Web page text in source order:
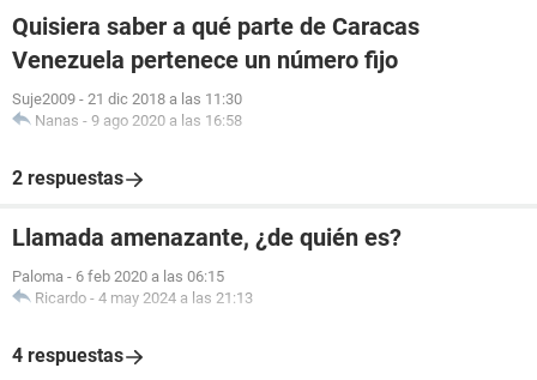
Quisiera saber a qué parte de Caracas
Venezuela pertenece un número fijo
Suje2009 - 21 dic 2018 a las 11:30
Nanas - 9 ago 2020 a las 16:58
2 respuestas
Llamada amenazante, ¿de quién es?
Paloma - 6 feb 2020 a las 06:15
Ricardo - 4 may 2024 a las 21:13
4 respuestas